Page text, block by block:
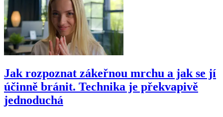
Jak rozpoznat zákeřnou mrchu a jak se jí
účinně bránit. Technika je překvapivě
jednoduchá